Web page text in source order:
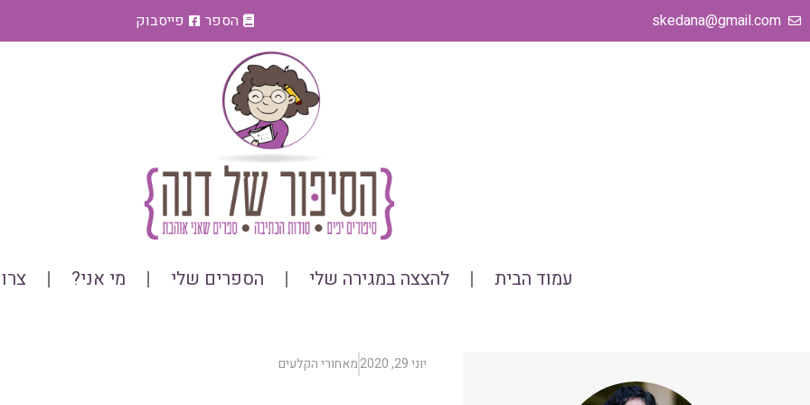
דילוג skedana@gmail.com הספר פייסבוק
עמוד הבית להצצה במגירה שלי הספרים שלי מי אני?
יוני 29, 2020 מאחורי הקלעים